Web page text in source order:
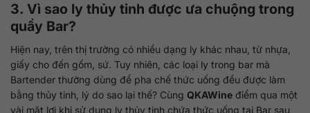
3. Vì sao ly thủy tinh được ưa chuộng trong
quầy Bar?
Hiện nay, trên thị trường có nhiều dạng ly khác nhau, từ nhựa,
giấy cho đến gốm, sứ. Tuy nhiên, các loại ly trong bar mà
Bartender thường dùng để pha chế thức uống đều được làm
bằng thủy tinh, lý do sao lại thế? Cùng QKAWine điểm qua một
vài mặt lợi khi sử dụng ly thủy tinh chứa thức uống tại Bar sau